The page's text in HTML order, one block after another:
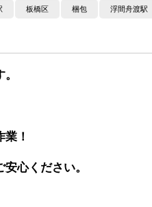
板橋区 梱包 浮間舟渡駅
！
心ください。